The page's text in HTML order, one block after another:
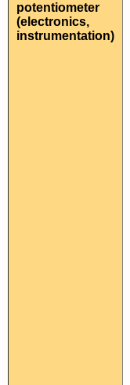
potentiometer
(electronics,
instrumentation)